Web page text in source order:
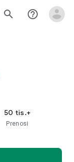
search help_outline
50 tis.+
Prenosi